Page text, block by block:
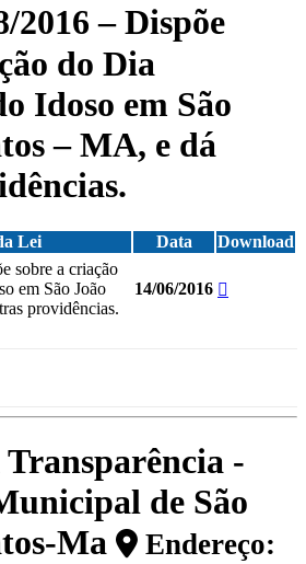
2016 – Dispõe
do Dia
Idoso em São
– MA, e dá
Lei Data
Download
sobre a criação
em São João
providências.
14/06/2016
-
de São
Ma
Endereço: